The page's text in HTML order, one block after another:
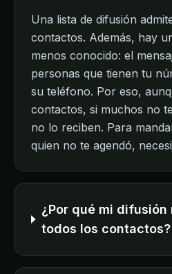
Una lista de difusión
contactos. Además, hay
menos conocido: el
personas que tienen tu
su teléfono. Por eso,
contactos, si muchos no
no lo reciben. Para
quien no te agendó,
¿Por qué mi difusión
todos los contactos?